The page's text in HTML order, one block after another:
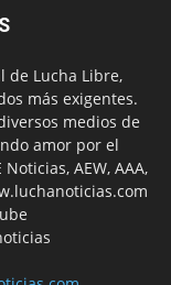
de Lucha Libre,
más exigentes.
medios de
amor por el
AEW, AAA,